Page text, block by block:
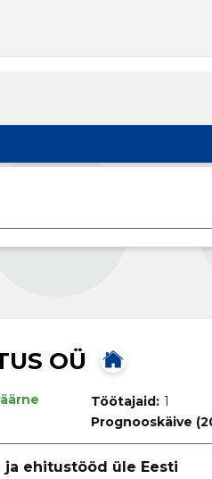
OÜ
Töötajaid: 1
Prognooskäive
ehitustööd üle Eesti